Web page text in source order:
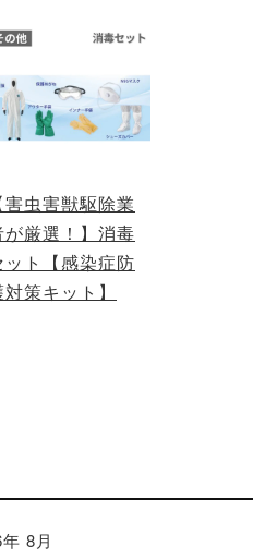
害虫害獣駆除業
が厳選！】消毒
ット【感染症防
対策キット】
8月